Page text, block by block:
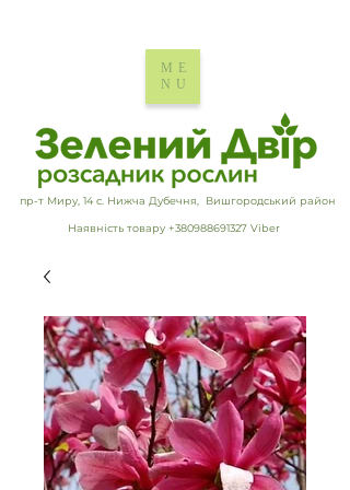
пр-т Миру, 14 с. Нижча Дубечня, Вишгородський район
Наявність товару +380988691327 Viber
ME
NU